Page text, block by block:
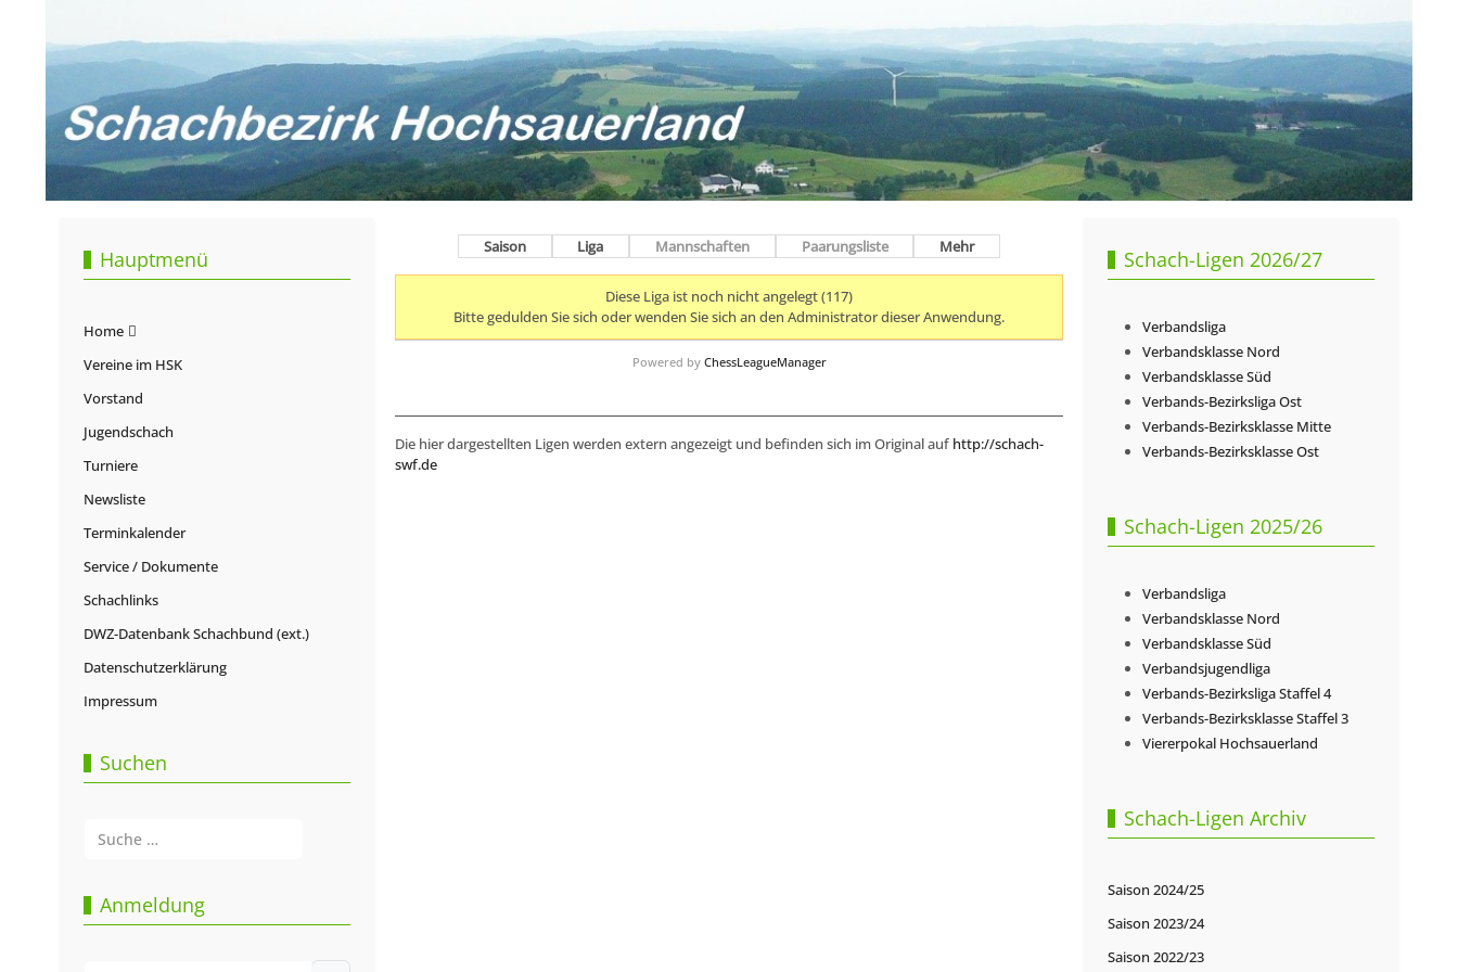
Hauptmenü
Home
Vereine im HSK
Vorstand
Jugendschach
Turniere
Newsliste
Terminkalender
Service / Dokumente
Schachlinks
DWZ-Datenbank Schachbund (ext.)
Datenschutzerklärung
Impressum
Suchen
Anmeldung
Saison Liga Mannschaften Paarungsliste Mehr
Diese Liga ist noch nicht angelegt (117)
Bitte gedulden Sie sich oder wenden Sie sich an den Administrator dieser Anwendung.
Powered by ChessLeagueManager
Die hier dargestellten Ligen werden extern angezeigt und befinden sich im Original auf http://schach-
swf.de
Schach-Ligen 2026/27
Verbandsliga
Verbandsklasse Nord
Verbandsklasse Süd
Verbands-Bezirksliga Ost
Verbands-Bezirksklasse Mitte
Verbands-Bezirksklasse Ost
Schach-Ligen 2025/26
Verbandsliga
Verbandsklasse Nord
Verbandsklasse Süd
Verbandsjugendliga
Verbands-Bezirksliga Staffel 4
Verbands-Bezirksklasse Staffel 3
Viererpokal Hochsauerland
Schach-Ligen Archiv
Saison 2024/25
Saison 2023/24
Saison 2022/23